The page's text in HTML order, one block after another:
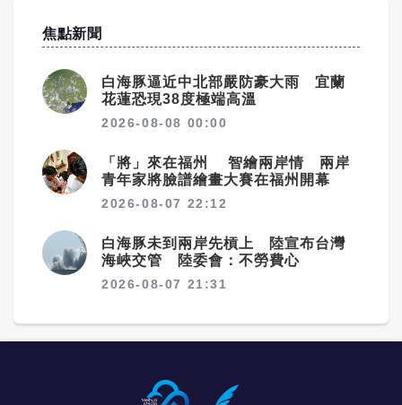
焦點新聞
白海豚逼近中北部嚴防豪大雨 宜蘭
花蓮恐現38度極端高溫
2026-08-08 00:00
「將」來在福州 智繪兩岸情 兩岸
青年家將臉譜繪畫大賽在福州開幕
2026-08-07 22:12
白海豚未到兩岸先槓上 陸宣布台灣
海峽交管 陸委會：不勞費心
2026-08-07 21:31